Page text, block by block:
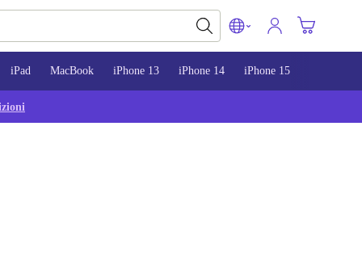
iPad MacBook iPhone 13 iPhone 14 iPhone 15